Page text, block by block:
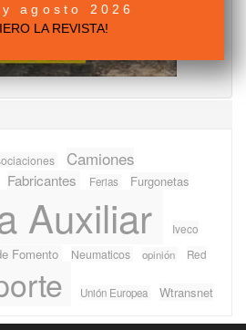
Camiones
Fabricantes Ferias Furgonetas
Auxiliar
Iveco
Fomento Neumaticos opinión Red
Unión Europea Wtransnet
agosto 2026
LA REVISTA!